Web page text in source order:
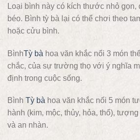
Loại bình này có kích thước nhỏ gọn,
béo. Bình tỳ bà lại có thể chơi theo
hoặc cửu bình.
BìnhTỳ bà hoa văn khắc nổi 3 món
chắc, của sự trường thọ với ý nghĩa
định trong cuộc sống.
Bình Tỳ bà hoa văn khắc nổi 5 món
hành (kim, mộc, thủy, hỏa, thổ),
và an nhàn.